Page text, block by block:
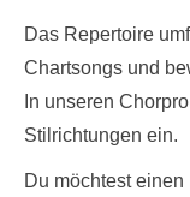
Das Repertoire
Chartsongs und
In unseren
Stilrichtungen ein.
Du möchtest